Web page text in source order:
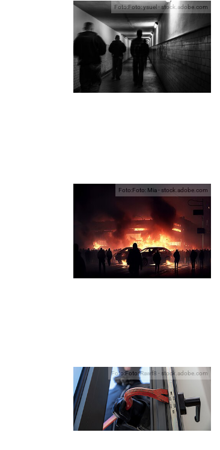
Foto:Foto: ysuel - stock.adobe.com
Foto:Foto: Mia - stock.adobe.com
Foto:Foto: Rawf8 - stock.adobe.com